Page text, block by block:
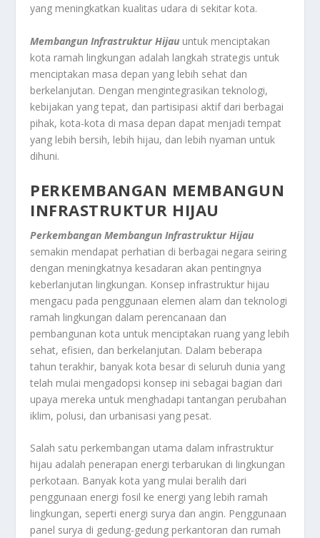
yang meningkatkan kualitas udara di sekitar kota.
Membangun Infrastruktur Hijau untuk menciptakan
kota ramah lingkungan adalah langkah strategis untuk
menciptakan masa depan yang lebih sehat dan
berkelanjutan. Dengan mengintegrasikan teknologi,
kebijakan yang tepat, dan partisipasi aktif dari berbagai
pihak, kota-kota di masa depan dapat menjadi tempat
yang lebih bersih, lebih hijau, dan lebih nyaman untuk
dihuni.
PERKEMBANGAN MEMBANGUN
INFRASTRUKTUR HIJAU
Perkembangan Membangun Infrastruktur Hijau
semakin mendapat perhatian di berbagai negara seiring
dengan meningkatnya kesadaran akan pentingnya
keberlanjutan lingkungan. Konsep infrastruktur hijau
mengacu pada penggunaan elemen alam dan teknologi
ramah lingkungan dalam perencanaan dan
pembangunan kota untuk menciptakan ruang yang lebih
sehat, efisien, dan berkelanjutan. Dalam beberapa
tahun terakhir, banyak kota besar di seluruh dunia yang
telah mulai mengadopsi konsep ini sebagai bagian dari
upaya mereka untuk menghadapi tantangan perubahan
iklim, polusi, dan urbanisasi yang pesat.
Salah satu perkembangan utama dalam infrastruktur
hijau adalah penerapan energi terbarukan di lingkungan
perkotaan. Banyak kota yang mulai beralih dari
penggunaan energi fosil ke energi yang lebih ramah
lingkungan, seperti energi surya dan angin. Penggunaan
panel surya di gedung-gedung perkantoran dan rumah